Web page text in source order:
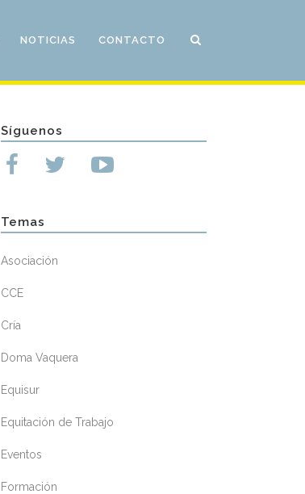
NOTICIAS CONTACTO
Síguenos
Temas
Asociación
CCE
Cría
Doma Vaquera
Equisur
Equitación de Trabajo
Eventos
Formación